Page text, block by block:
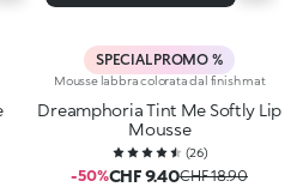
SPECIAL PROMO %
Mousse labbra colorata dal finish mat
Dreamphoria Tint Me Softly Lip
Mousse
(26)
-50%CHF 9.40CHF 18.90